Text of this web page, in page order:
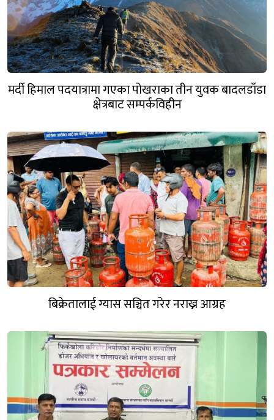
मर्दी हिमाल पदयात्रामा गएका पोखराका तीन युवक बादलडाँडा
क्षेत्रबाट सम्पर्कविहीन
बिक्रेतालाई ग्यास सञ्चित गरेर नराख्न आग्रह